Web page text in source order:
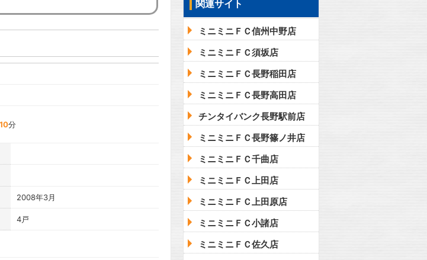
10分
2008年3月
4戸
関連サイト
ミニミニＦＣ信州中野店
ミニミニＦＣ須坂店
ミニミニＦＣ長野稲田店
ミニミニＦＣ長野高田店
チンタイバンク長野駅前店
ミニミニＦＣ長野篠ノ井店
ミニミニＦＣ千曲店
ミニミニＦＣ上田店
ミニミニＦＣ上田原店
ミニミニＦＣ小諸店
ミニミニＦＣ佐久店